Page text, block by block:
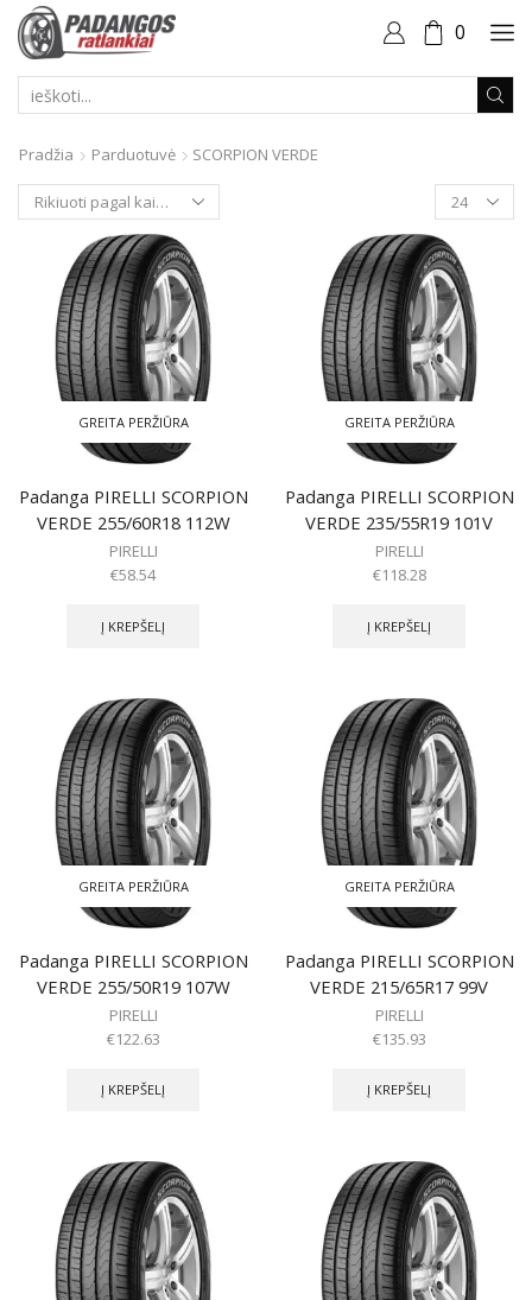
0
Pradžia Parduotuvė
SCORPION VERDE
Produktai
puslapyje
GREITA PERŽIŪRA
Padanga PIRELLI SCORPION
VERDE 255/60R18 112W
PIRELLI
€58.54
Į KREPŠELĮ
GREITA PERŽIŪRA
Padanga PIRELLI SCORPION
VERDE 235/55R19 101V
PIRELLI
€118.28
Į KREPŠELĮ
GREITA PERŽIŪRA
Padanga PIRELLI SCORPION
VERDE 255/50R19 107W
PIRELLI
€122.63
Į KREPŠELĮ
GREITA PERŽIŪRA
Padanga PIRELLI SCORPION
VERDE 215/65R17 99V
PIRELLI
€135.93
Į KREPŠELĮ